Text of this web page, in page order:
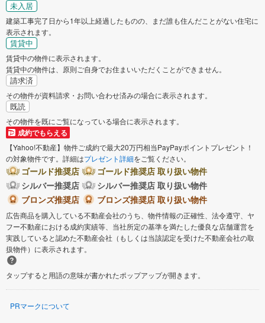
未入居
建築工事完了日から1年以上経過したものの、まだ誰も住んだことがない住宅に
表示されます。
賃貸中
賃貸中の物件に表示されます。
賃貸中の物件は、原則ご自身でお住まいいただくことができません。
請求済
その物件が資料請求・お問い合わせ済みの場合に表示されます。
既読
その物件を既にご覧になっている場合に表示されます。
成約でもらえる
【Yahoo!不動産】物件ご成約で最大20万円相当PayPayポイントプレゼント！
の対象物件です。詳細はプレゼント詳細をご覧ください。
ゴールド推奨店
ゴールド推奨店 取り扱い物件
シルバー推奨店
シルバー推奨店 取り扱い物件
ブロンズ推奨店
ブロンズ推奨店 取り扱い物件
広告商品を購入している不動産会社のうち、物件情報の正確性、法令遵守、ヤ
フー不動産における成約実績等、当社所定の基準を満たした優良な店舗運営を
実践していると認めた不動産会社（もしくは当該認定を受けた不動産会社の取
扱物件）に表示されます。
タップすると用語の意味が書かれたポップアップが開きます。
PRマークについて